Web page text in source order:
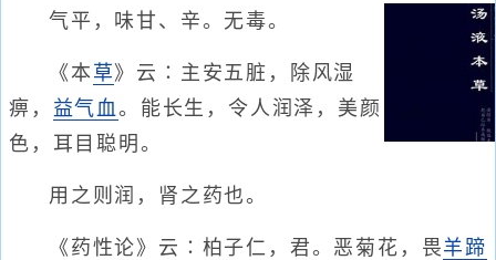
气平，味甘、辛。无毒。
《本草》云∶主安五脏，除风湿
痹， 益气血。能长生，令人润泽，美颜
色，耳目聪明。
用之则润，肾之药也。
《药性论》云∶柏子仁，君。恶菊花，畏羊蹄